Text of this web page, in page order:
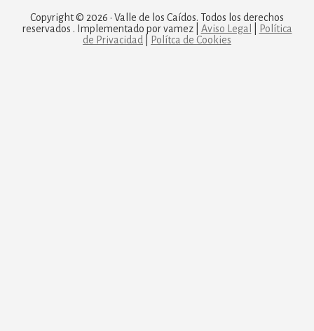
Copyright © 2026 · Valle de los Caídos. Todos los derechos
reservados . Implementado por vamez | Aviso Legal
Política
de Privacidad
Polítca de Cookies